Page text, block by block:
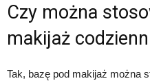
Czy można
makijaż
Tak, bazę pod makijaż można